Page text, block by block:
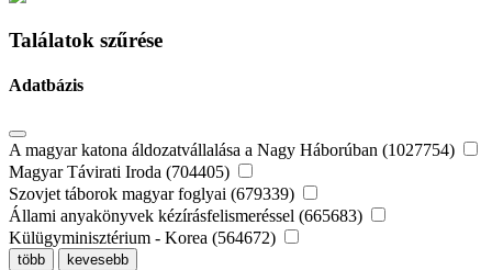
Találatok szűrése
Adatbázis
A magyar katona áldozatvállalása a Nagy Háborúban (1027754)
Magyar Távirati Iroda (704405)
Szovjet táborok magyar foglyai (679339)
Állami anyakönyvek kézírásfelismeréssel (665683)
Külügyminisztérium - Korea (564672)
több kevesebb